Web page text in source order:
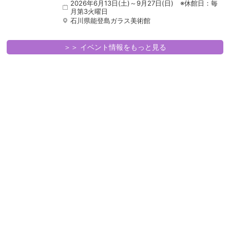
2026年6月13日(土)～9月27日(日) ※休館日：毎
月第3火曜日
石川県能登島ガラス美術館
＞＞ イベント情報をもっと見る